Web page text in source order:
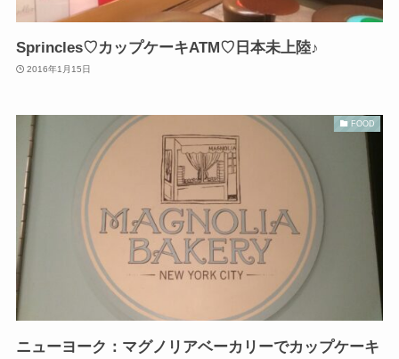
Sprincles♡カップケーキATM♡日本未上陸♪
2016年1月15日
FOOD
ニューヨーク：マグノリアベーカリーでカップケーキ